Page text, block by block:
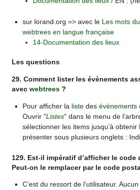
sur lorand.org => avec le Les mots
webtrees en langue française
14-Documentation des lieux
Les questions
29. Comment lister les évènements
avecwebtrees ?
Pour afficher la listedes évènements
Ouvrir "Listes" dans le menu de
sélectionner les items jusqu’à obtenir
présenter sous plusieurs onglets :
129. Est-il impératif d’afficher le code
Peut-on le remplacer par le code
C’est du ressort de l’utilisateur.